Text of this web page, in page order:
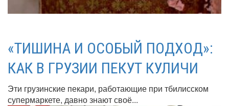
«ТИШИНА И ОСОБЫЙ ПОДХОД»:
КАК В ГРУЗИИ ПЕКУТ КУЛИЧИ
Эти грузинские пекари, работающие при тбилисском
супермаркете, давно знают своё...